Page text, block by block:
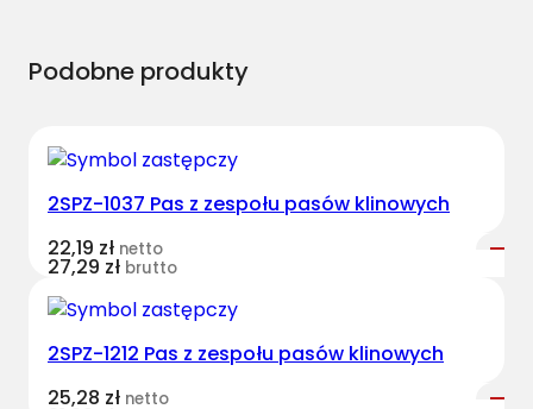
9
Podobne produkty
2SPZ-1037 Pas z zespołu pasów klinowych
22,19 zł netto
27,29 zł brutto
2SPZ-1212 Pas z zespołu pasów klinowych
25,28 zł netto